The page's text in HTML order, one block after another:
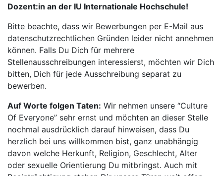
Dozent:in an der IU Internationale Hochschule!
Bitte beachte, dass wir Bewerbungen per E-Mail aus
datenschutzrechtlichen Gründen leider nicht annehmen
können. Falls Du Dich für mehrere
Stellenausschreibungen interessierst, möchten wir Dich
bitten, Dich für jede Ausschreibung separat zu
bewerben.
Auf Worte folgen Taten: Wir nehmen unsere “Culture
Of Everyone” sehr ernst und möchten an dieser Stelle
nochmal ausdrücklich darauf hinweisen, dass Du
herzlich bei uns willkommen bist, ganz unabhängig
davon welche Herkunft, Religion, Geschlecht, Alter
oder sexuelle Orientierung Du mitbringst. Auch mit